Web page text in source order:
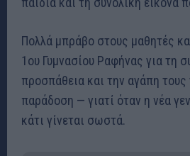
Πολλά μπράβο στους μαθητές
1ου Γυμνασίου Ραφήνας για τη
προσπάθεια και την αγάπη τους
παράδοση — γιατί όταν η νέα
κάτι γίνεται σωστά.